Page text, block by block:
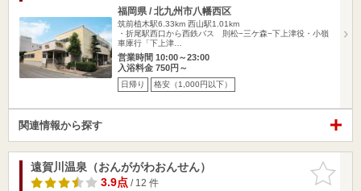
福岡県 / 北九州市八幡西区
筑前植木駅6.33km 西山駅1.01km
・折尾駅西口から西鉄バス 則松−三ケ森−下上津役・小嶺
車庫行「下上津…
営業時間 10:00～23:00
入浴料金 750円～
日帰り 格安（1,000円以下）
関連情報から探す
お気に入
りに追加
遠賀川温泉（おんががわおんせん）
3.9点/ 12 件